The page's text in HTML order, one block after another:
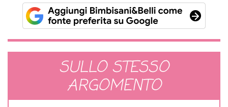
SULLO STESSO
ARGOMENTO